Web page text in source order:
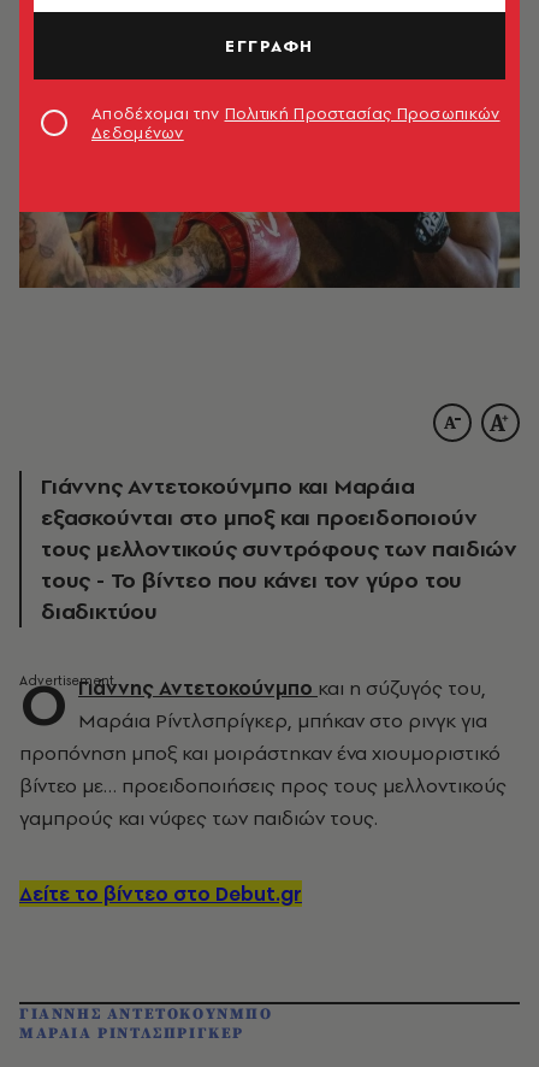
Γιάννης Αντετοκούνμπο και Μαράια
εξασκούνται στο μποξ και προειδοποιούν
τους μελλοντικούς συντρόφους των παιδιών
τους - Το βίντεο που κάνει τον γύρο του
διαδικτύου
Ο Γιάννης Αντετοκούνμπο και η σύζυγός του,
Μαράια Ρίντλσπρίγκερ, μπήκαν στο ρινγκ για
προπόνηση μποξ και μοιράστηκαν ένα χιουμοριστικό
βίντεο με… προειδοποιήσεις προς τους μελλοντικούς
γαμπρούς και νύφες των παιδιών τους.
Δείτε το βίντεο στο Debut.gr
ΓΙΑΝΝΗΣ ΑΝΤΕΤΟΚΟΥΝΜΠΟ
ΜΑΡΑΙΑ ΡΙΝΤΛΣΠΡΙΓΚΕΡ
ΕΓΓΡΑΦΗ
Αποδέχομαι την Πολιτική Προστασίας Προσωπικών
Δεδομένων